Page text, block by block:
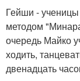
Гейши -
методом
очередь Майко
ходить,
двенадцать